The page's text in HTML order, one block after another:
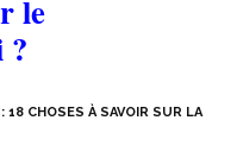
le
?
18 CHOSES À SAVOIR SUR LA